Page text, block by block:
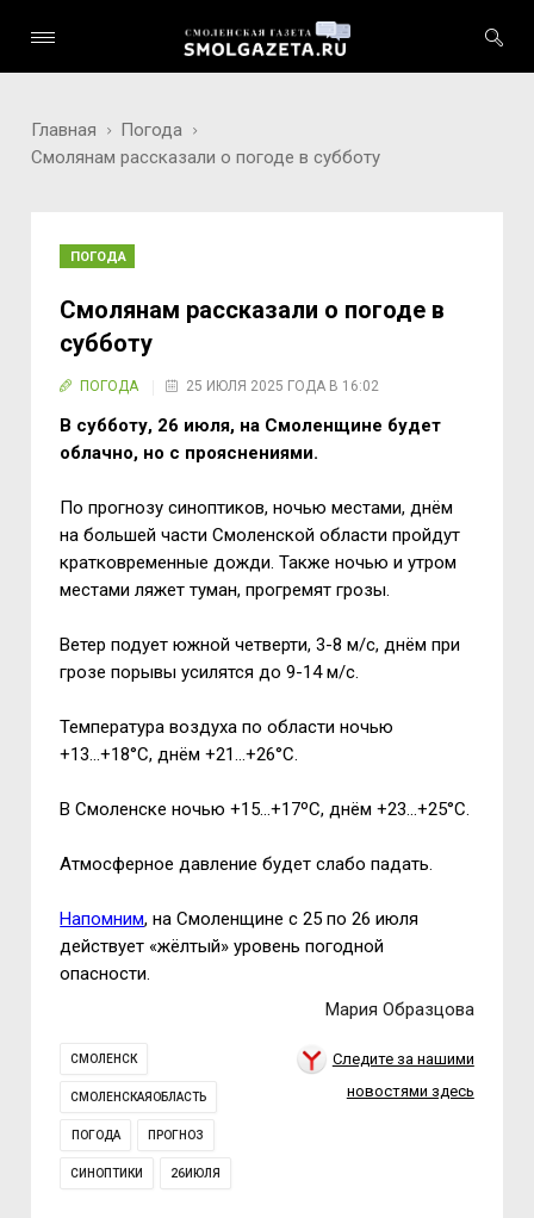
Главная
Погода
Смолянам рассказали о погоде в субботу
ПОГОДА
Смолянам рассказали о погоде в
субботу
ПОГОДА 25 ИЮЛЯ 2025 ГОДА В 16:02
В субботу, 26 июля, на Смоленщине будет
облачно, но с прояснениями.
По прогнозу синоптиков, ночью местами, днём
на большей части Смоленской области пройдут
кратковременные дожди. Также ночью и утром
местами ляжет туман, прогремят грозы.
Ветер подует южной четверти, 3-8 м/с, днём при
грозе порывы усилятся до 9-14 м/с.
Температура воздуха по области ночью
+13...+18°С, днём +21...+26°С.
В Смоленске ночью +15...+17ºС, днём +23...+25°С.
Атмосферное давление будет слабо падать.
Напомним, на Смоленщине с 25 по 26 июля
действует «жёлтый» уровень погодной
опасности.
Мария Образцова
СМОЛЕНСК
СМОЛЕНСКАЯОБЛАСТЬ
ПОГОДА ПРОГНОЗ
СИНОПТИКИ 26ИЮЛЯ
Следите за нашими
новостями здесь